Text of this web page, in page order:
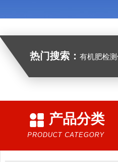
热门搜索： 有机肥检测仪，
产品分类
PRODUCT CATEGORY